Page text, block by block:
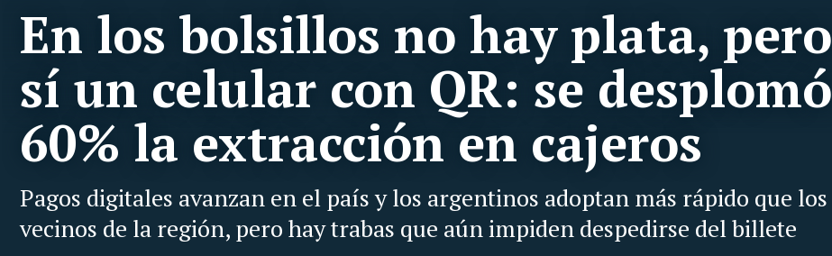
En los bolsillos no hay plata, pero
sí un celular con QR: se desplomó
60% la extracción en cajeros
Pagos digitales avanzan en el país y los argentinos adoptan más rápido que los
vecinos de la región, pero hay trabas que aún impiden despedirse del billete